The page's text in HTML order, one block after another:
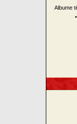
Albume
•